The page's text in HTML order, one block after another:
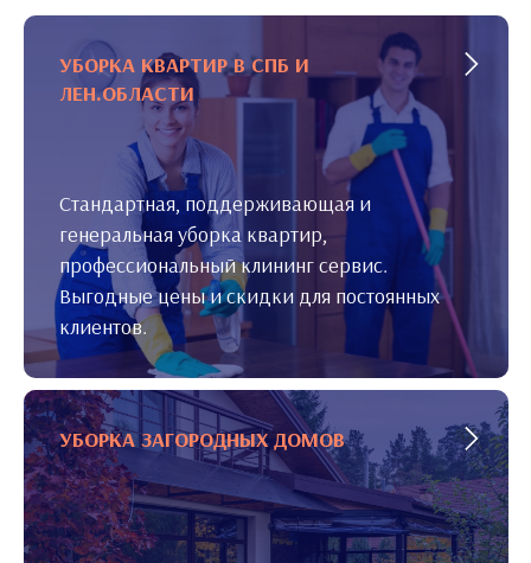
УБОРКА КВАРТИР В СПБ И
ЛЕН.ОБЛАСТИ
Стандартная, поддерживающая и
генеральная уборка квартир,
профессиональный клининг сервис.
Выгодные цены и скидки для постоянных
клиентов.
УБОРКА ЗАГОРОДНЫХ ДОМОВ